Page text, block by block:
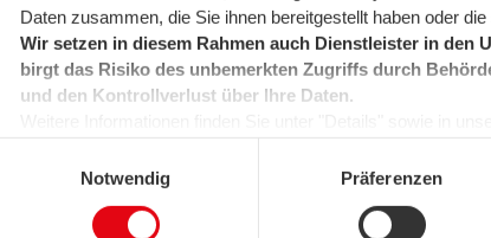
Daten zusammen, die Sie ihnen bereitgestellt haben oder
Wir setzen in diesem Rahmen auch Dienstleister in den
birgt das Risiko des unbemerkten Zugriffs durch
und den Kontrollverlust über Ihre Daten.
der Cookies auf das notwendige Minimum, um die Seite
Notwendig
Präferenzen
Ladegeräte für Handy und Co. sowie